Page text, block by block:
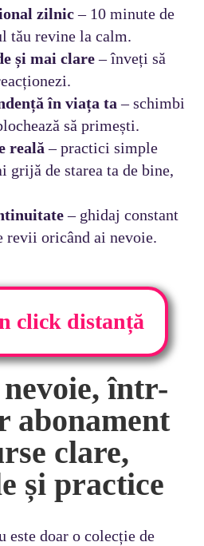
zilnic– 10 minute de
tău revine la calm.
și mai clare– înveți să
în viața ta – schimbi
să primești.
reală – practici simple
grijă de starea ta de bine,
– ghidaj constant
revii oricând ai nevoie.
click distanță
într-
abonament
clare,
și practice
este doar o colecție de